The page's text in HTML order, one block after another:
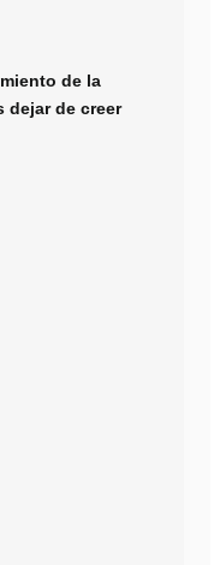
de la
dejar de creer